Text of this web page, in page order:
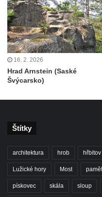
16. 2. 2026
Hrad Arnstein (Saské
Švýcarsko)
Štítky
architektura hrob hřbitov
Lužické hory Most
pískovec skála sloup